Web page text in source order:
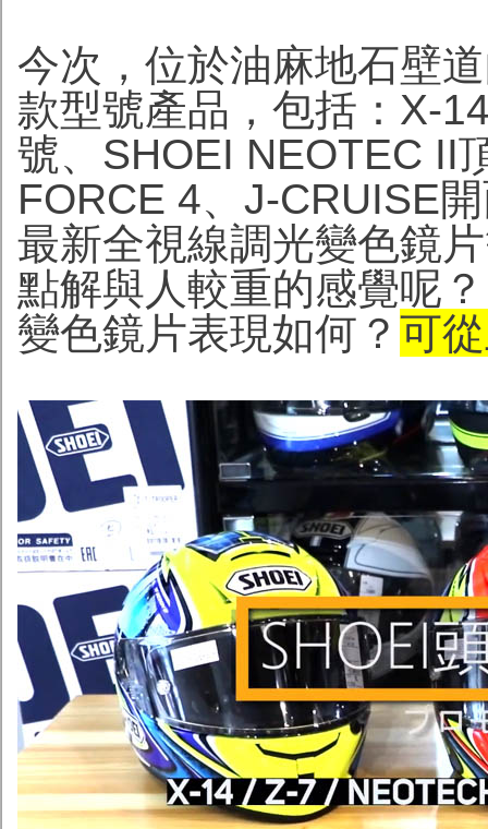
今次，位於油麻地石壁
款型號產品，包括：X-
號、SHOEI NEOTEC II
FORCE 4、J-CRUISE
最新全視線調光變色鏡
點解與人較重的感覺呢
變色鏡片表現如何？ 可